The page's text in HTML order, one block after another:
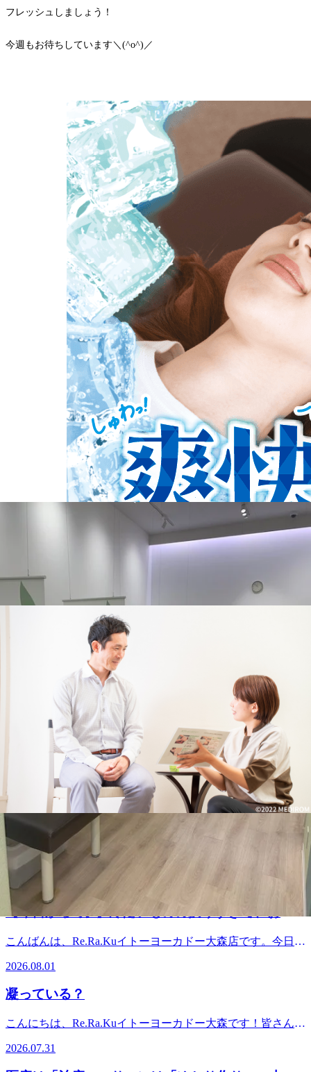
フレッシュしましょう！
今週もお待ちしています＼(^o^)／
WEB予約する
03-6423-1636
最近のブログ
【当店の施術で大切にしていること】イトーヨー
カドー大森店
最近、「どこに行ってもすぐ戻ってしまう」「強いだけで疲
れてしまう」 そんなお声をよくいただきます。 当店では、
そういったお悩みに対して “その場しのぎではないケア”を
大切にしています。 ◆肩甲骨を中心に全身をケア◆ 身体の
不調は一箇所だけでなく、つながりがあります。特に肩甲骨
まわりは、首・肩・背中・腕と深く関係する重要なポイン
ト。当店では肩甲骨を中心に全身をバランスよくほぐしてい
きます。 ◆横向きで行う肩甲骨ストレッチ◆当店の特徴の
一つが「横向き」で行う肩甲骨ストレッチです。 うつ伏せ
では動かしにくい筋肉にもアプローチできるため、より可動
域が広がりやすく、スッキリ感を実感していただけま
す。 ◆お身体を一緒に管理するサポート◆その日だけ楽に
に。 お身体の状態を一緒に確認しながら、継続的なケアを
店では“痛い＝効く”とは考えていません。リラックスしなが
きます。施術後には、「呼吸がしやすくなった」「身体が軽
コースのご紹介初めての方や迷われている方には、ボディケ
ア＋肩くびストレッチのセットコースがおすすめです。肩甲
2026.08.05
【今すぐご案内可】本日も元気に営業しておりま
す！【イトーヨーカドー大森店】
こんにちは、Re.Ra.Kuイトーヨーカドー大森店です。 ヨー
カドー2階フロア一部改装中の為、店舗の前はスペースが出
来ていますが、Re.Ra.Kuは元気に営業中です！お仕事されて
いる方も夏休みを取られている方も増えてきましたね！お休
みの期間にお身体のメンテナンスいかがでしょうか？普段気
ト、ヘッド、ハンド…組み合わせ自由のカスタムコースもご
ざいます＼(^o^)／ 1人で初めて来店するのは不安…という方
もペア予約もできるのでご安心ください！土日は事前予約オ
ススメですが、平日は当日予約も取りやすいです！是非今週
もお待ちしております！
2026.08.04
【今日から8月!】冷たいものの摂りすぎで、お背
こんばんは、Re.Ra.Kuイトーヨーカドー大森店です。今日か
っていますが、皆様いかがお過ごしでしょうか？これだけ暑
いと、ついつい手が伸びてしまうのが「冷たい飲み物」や
「アイス」ですよね。水分補給はとても大切ですが、実はこ
朝起きたときから体がだる重い＊なぜか最近、背中や腰がい
つもより張るそれ、実は冷たいものの摂りすぎによる「内臓
2026.08.01
凝っている？
こんにちは、Re.Ra.Kuイトーヨーカドー大森です！皆さんが
うか？ 肩こりや腰痛などの「コリ」は、筋肉の血流が悪く
なることで起こります。■ コリの主な原因✔ 同じ姿勢長時間
2026.07.31